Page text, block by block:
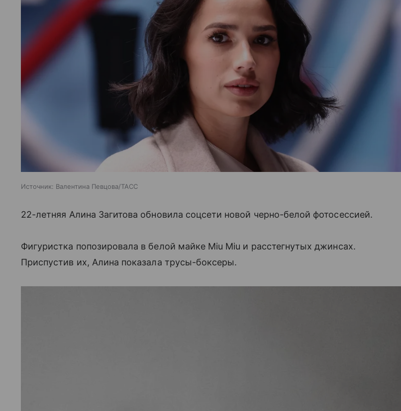
Источник: Валентина Певцова/ТАСС
22-летняя Алина Загитова обновила соцсети новой черно-белой фотосессией.
Фигуристка попозировала в белой майке Miu Miu и расстегнутых джинсах.
Приспустив их, Алина показала трусы-боксеры.